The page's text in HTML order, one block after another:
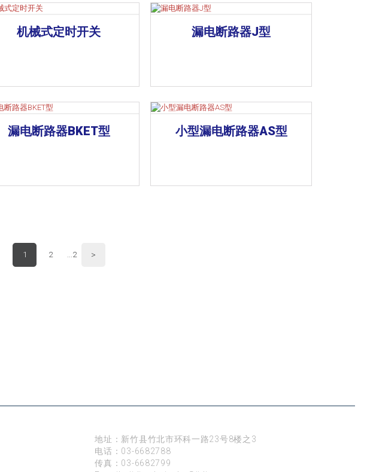
机械式定时开关 漏电断路器J型
漏电断路器BKET型 小型漏电断路器AS型
1 2 ...2 >
地址：新竹县竹北市环科一路23号8楼之3
电话： 03-6682788
传真：03-6682799